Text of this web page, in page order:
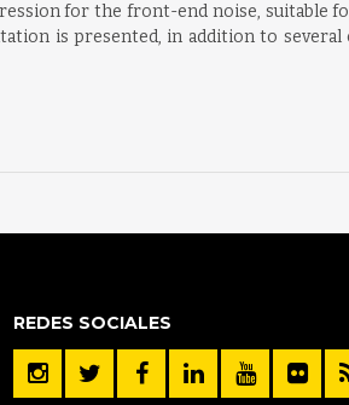
for the front-end noise, suitable
is presented, in addition to several
REDES SOCIALES